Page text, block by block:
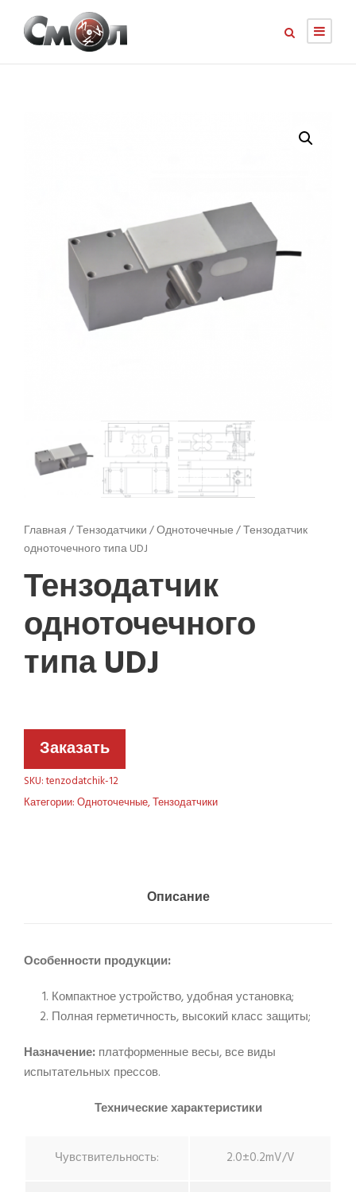
Главная/Тензодатчики/Одноточечные/ Тензодатчик
одноточечного типа UDJ
Тензодатчик
одноточечного
типа UDJ
Заказать
SKU:tenzodatchik-12
Категории:Одноточечные,Тензодатчики
Описание
Особенности продукции:
Компактное устройство, удобная установка;
Полная герметичность, высокий класс защиты;
Назначение: платформенные весы, все виды
испытательных прессов.
Технические характеристики
Чувствительность: 2.0±0.2mV/V